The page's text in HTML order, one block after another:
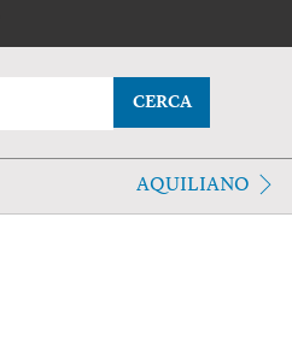
CERCA
AQUILIANO